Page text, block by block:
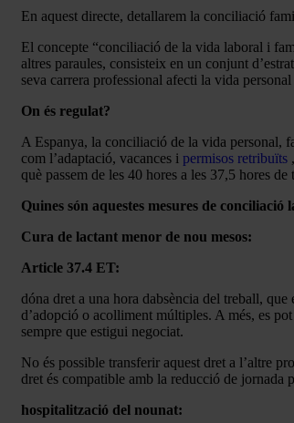
En aquest directe, detallarem la conciliació
El concepte “conciliació de la vida laboral i
altres paraules, consisteix en un conjunt
seva carrera professional afecti la vida
On és regulat?
A Espanya, la conciliació de la vida personal,
com l’adaptació, vacances i permisos retribuïts
què passem de les 40 hores a les 37,5 hores
Quines són aquestes mesures de
Cura de lactant menor de nou mesos:
Article 37.4 ET:
dóna dret a una hora dabsència del treball,
d’adopció o acolliment múltiples. A més, es
sempre que estigui negociat.
No és possible transferir aquest dret a l’altre
dret és compatible amb la reducció de jornada
hospitalització del nounat: